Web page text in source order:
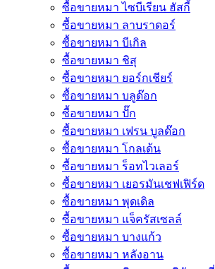
ซื้อขายหมา ไซบีเรียน ฮัสกี้
ซื้อขายหมา ลาบราดอร์
ซื้อขายหมา บีเกิล
ซื้อขายหมา ชิสุ
ซื้อขายหมา ยอร์กเชียร์
ซื้อขายหมา บลูด๊อก
ซื้อขายหมา ปั๊ก
ซื้อขายหมา เฟรน บูลด๊อก
ซื้อขายหมา โกลเด้น
ซื้อขายหมา ร็อทไวเลอร์
ซื้อขายหมา เยอรมันเชฟเฟิร์ด
ซื้อขายหมา พุดเดิล
ซื้อขายหมา แจ็ครัสเซลล์
ซื้อขายหมา บางแก้ว
ซื้อขายหมา หลังอาน